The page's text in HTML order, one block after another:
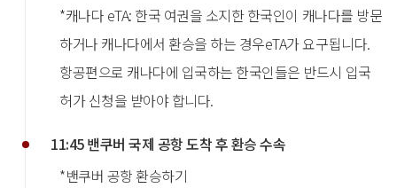
*캐나다 eTA: 한국 여권을 소지한 한국인이 캐나다를 방문
하거나 캐나다에서 환승을 하는 경우eTA가 요구됩니다.
항공편으로 캐나다에 입국하는 한국인들은 반드시 입국
허가 신청을 받아야 합니다.
11:45 밴쿠버 국제 공항 도착 후 환승 수속
*밴쿠버 공항 환승하기